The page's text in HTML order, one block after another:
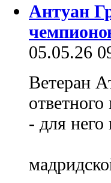
Антуан
05.05.26
Ветеран
- для